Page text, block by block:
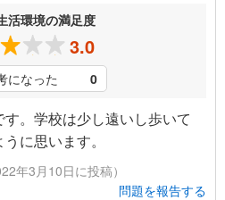
活環境の満足度
3.0
になった 0
。学校は少し遠いし歩いて
に思います。
年3月10日に投稿）
問題を報告する